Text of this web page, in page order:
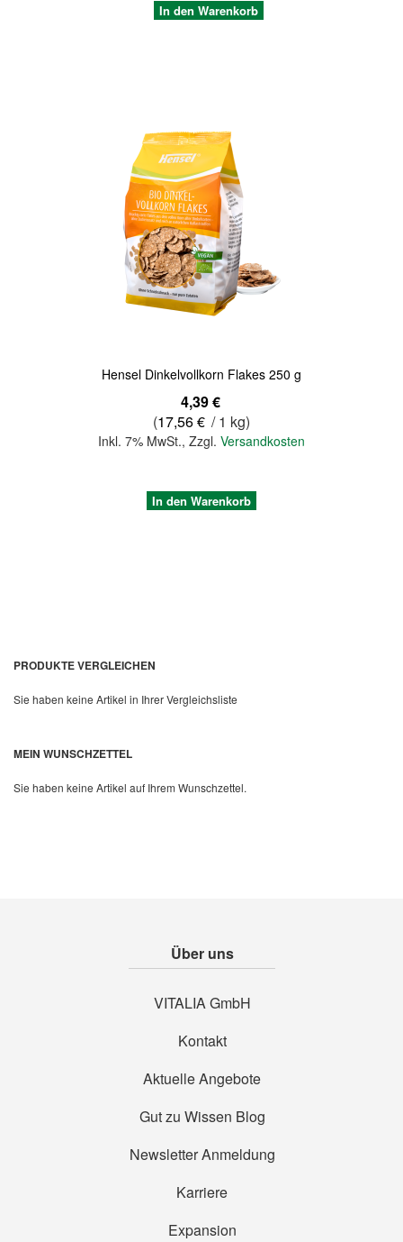
In den Warenkorb
Hensel Dinkelvollkorn Flakes 250 g
4,39 €
(17,56 € / 1 kg)
Inkl. 7% MwSt., Zzgl. Versandkosten
Quickview
In den Warenkorb
PRODUKTE VERGLEICHEN
Sie haben keine Artikel in Ihrer Vergleichsliste
MEIN WUNSCHZETTEL
Sie haben keine Artikel auf Ihrem Wunschzettel.
Über uns
VITALIA GmbH
Kontakt
Aktuelle Angebote
Gut zu Wissen Blog
Newsletter Anmeldung
Karriere
Expansion